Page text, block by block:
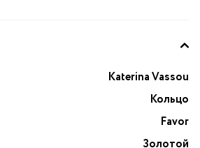
Katerina Vassou
Кольцо
Favor
Золотой